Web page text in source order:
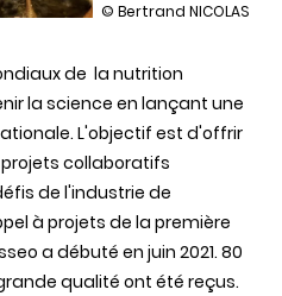
illustration
de
Infectiologie
et
santé
publique
lauréate
de
l’Adisseo
Research
Grant
© Bertrand NICOLAS
de la nutrition
la science en lançant une
L'objectif est d'offrir
collaboratifs
de l'industrie de
à projets de la première
a débuté en juin 2021. 80
qualité ont été reçus.